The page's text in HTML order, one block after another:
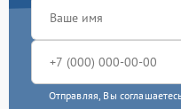
Отправляя, Вы